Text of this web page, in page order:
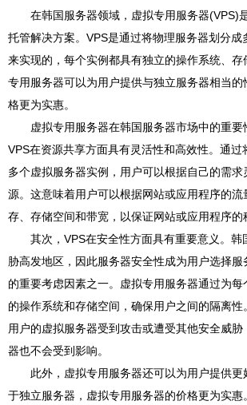
在韩国服务器领域，虚拟专用服务器(VPS)
托管解决方案。VPS是通过将物理服务器划分成
来实现的，每个实例都具有独立的操作系统、存
专用服务器可以为用户提供与独立服务器相当
格更为实惠。
虚拟专用服务器在韩国服务器市场中的重要
VPS在资源共享方面具有灵活性和高效性。通过
多个虚拟服务器实例，用户可以根据自己的需求
源。这意味着用户可以根据网站或应用程序的流
存、存储空间和带宽，以保证网站或应用程序的
其次，VPS在安全性方面具有重要意义。韩
胁高发地区，因此服务器安全性成为用户选择
的重要考虑因素之一。虚拟专用服务器通过为每
的操作系统和存储空间，确保用户之间的隔离
用户的虚拟服务器受到攻击或遭受其他安全威
器也不会受到影响。
此外，虚拟专用服务器还可以为用户提供
于独立服务器，虚拟专用服务器的价格更为实惠